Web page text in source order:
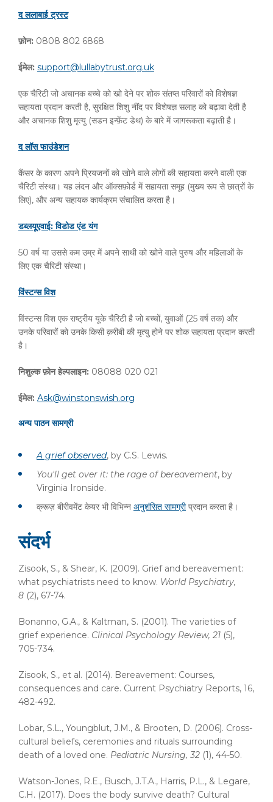
द ललाबाई ट्रस्ट
फ़ोन: 0808 802 6868
ईमेल: support@lullabytrust.org.uk
एक चैरिटी जो अचानक बच्चे को खो देने पर शोक संतप्त परिवारों को विशेषज्ञ
सहायता प्रदान करती है, सुरक्षित शिशु नींद पर विशेषज्ञ सलाह को बढ़ावा देती है
और अचानक शिशु मृत्यु (सडन इन्फ़ेंट डेथ) के बारे में जागरूकता बढ़ाती है।
द लॉस फाउंडेशन
कैंसर के कारण अपने प्रियजनों को खोने वाले लोगों की सहायता करने वाली एक
चैरिटी संस्था। यह लंदन और ऑक्सफ़ोर्ड में सहायता समूह (मुख्य रूप से छात्रों के
लिए), और अन्य सहायक कार्यक्रम संचालित करता है।
डब्लयूएवाई:विडोड एंड यंग
50 वर्ष या उससे कम उम्र में अपने साथी को खोने वाले पुरुष और महिलाओं के
लिए एक चैरिटी संस्था।
विंस्टन्स विश
विंस्टन्स विश एक राष्ट्रीय यूके चैरिटी है जो बच्चों, युवाओं (25 वर्ष तक) और
उनके परिवारों को उनके किसी क़रीबी की मृत्यु होने पर शोक सहायता प्रदान करती
है।
निशुल्क फ़ोन हेल्पलाइन: 08088 020 021
ईमेल: Ask@winstonswish.org
अन्य पाठन सामग्री
A grief observed, by C.S. Lewis.
You'll get over it: the rage of bereavement, by
Virginia Ironside.
क्रूज़ बीरीवमेंट केयर भी विभिन्न अनुशंसित सामग्रीप्रदान करता है।
संदर्भ
Zisook, S., & Shear, K. (2009). Grief and bereavement:
what psychiatrists need to know. World Psychiatry,
8 (2), 67-74.
Bonanno, G.A., & Kaltman, S. (2001). The varieties of
grief experience. Clinical Psychology Review, 21 (5),
705-734.
Zisook, S., et al. (2014). Bereavement: Courses,
consequences and care. Current Psychiatry Reports, 16,
482-492.
Lobar, S.L., Youngblut, J.M., & Brooten, D. (2006). Cross-
cultural beliefs, ceremonies and rituals surrounding
death of a loved one. Pediatric Nursing, 32 (1), 44-50.
Watson-Jones, R.E., Busch, J.T.A., Harris, P.L., & Legare,
C.H. (2017). Does the body survive death? Cultural